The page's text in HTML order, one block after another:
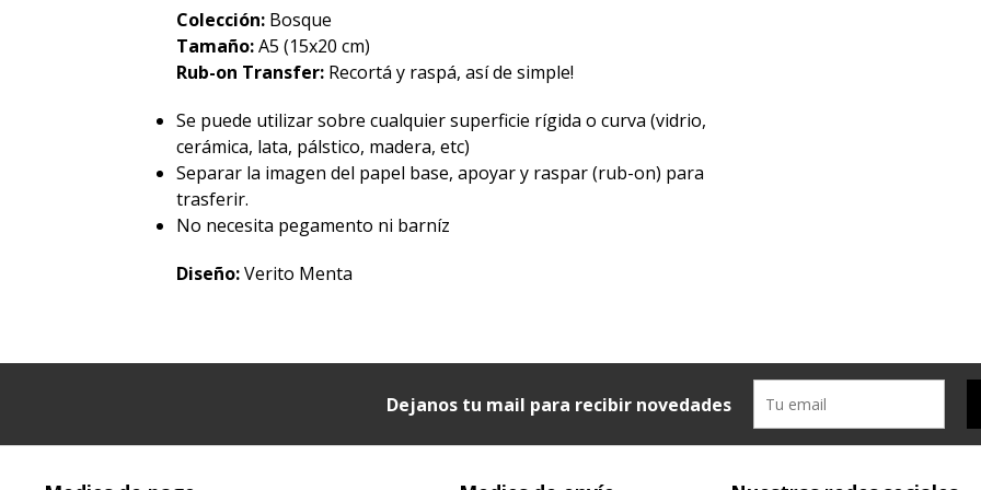
Colección: Bosque
Tamaño:A5 (15x20 cm)
Rub-on Transfer: Recortá y raspá, así de simple!
Se puede utilizar sobre cualquier superficie rígida o curva (vidrio,
cerámica, lata, pálstico, madera, etc)
Separar la imagen del papel base, apoyar y raspar (rub-on) para
trasferir.
No necesita pegamento ni barníz
Diseño:Verito Menta
Dejanos tu mail para recibir novedades